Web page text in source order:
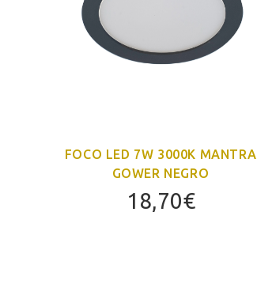
FOCO LED 7W 3000K MANTRA
GOWER NEGRO
18,70€